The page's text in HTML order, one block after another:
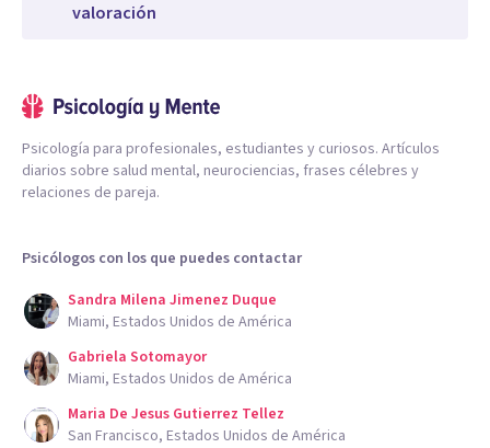
valoración
Psicología para profesionales, estudiantes y curiosos. Artículos
diarios sobre salud mental, neurociencias, frases célebres y
relaciones de pareja.
Psicólogos con los que puedes contactar
Sandra Milena Jimenez Duque
Miami, Estados Unidos de América
Gabriela Sotomayor
Miami, Estados Unidos de América
Maria De Jesus Gutierrez Tellez
San Francisco, Estados Unidos de América